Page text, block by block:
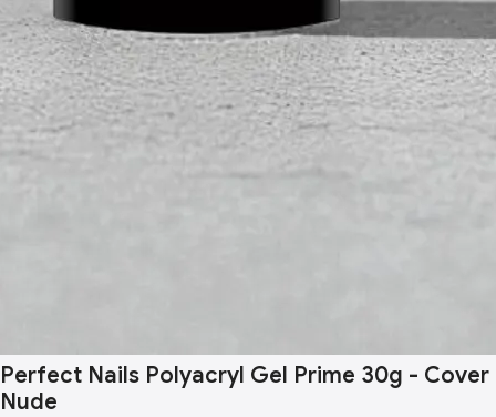
Perfect Nails Polyacryl Gel Prime 30g - Cover
Nude